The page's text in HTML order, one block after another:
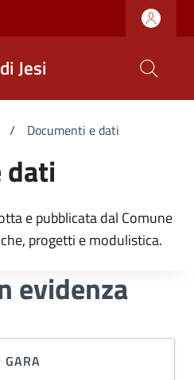
Jesi
/ Documenti e dati
dati
e pubblicata dal Comune
progetti e modulistica.
evidenza